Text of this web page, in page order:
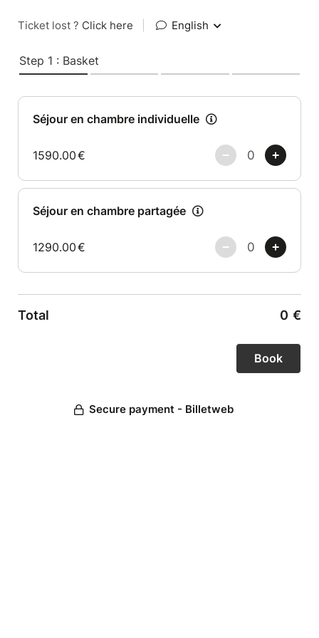
Ticket lost ? Click here English
Step 1 : Basket
Séjour en chambre individuelle
1590.00€
Séjour en chambre partagée
1290.00€
Total 0 €
Secure payment - Billetweb